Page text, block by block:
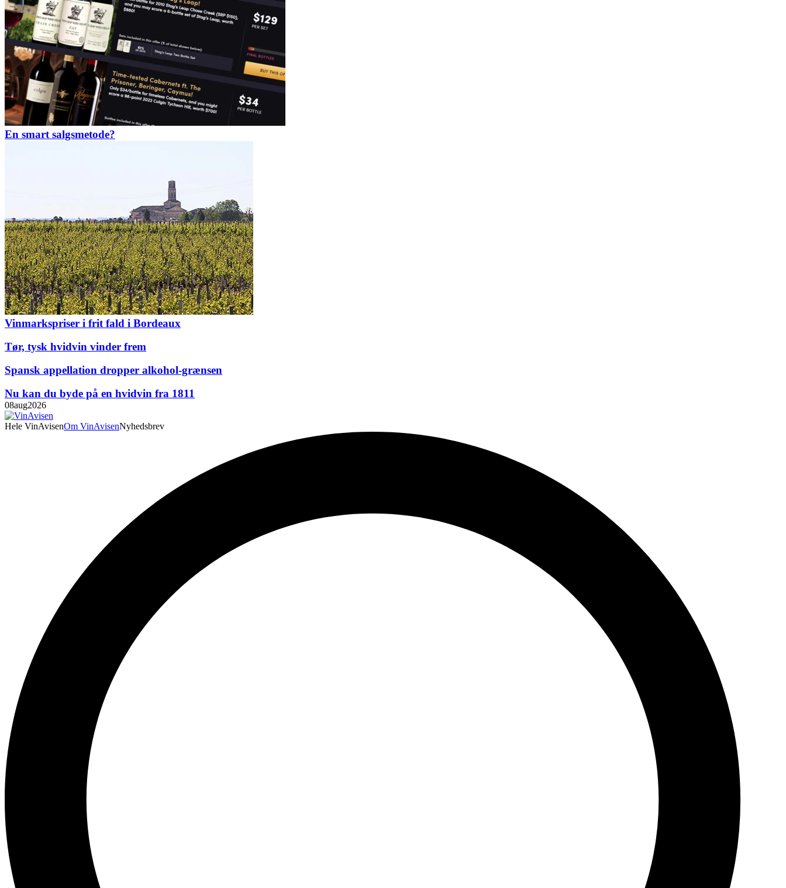
En smart salgsmetode?
Vinmarkspriser i frit fald i Bordeaux
Tør, tysk hvidvin vinder frem
Spansk appellation dropper alkohol-grænsen
Nu kan du byde på en hvidvin fra 1811
08aug2026
Hele VinAvisenOm VinAvisenNyhedsbrev